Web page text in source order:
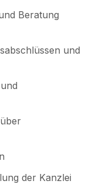
Beratung
und
der Kanzlei